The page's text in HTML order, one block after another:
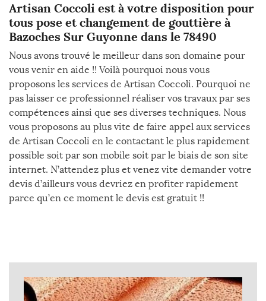
Artisan Coccoli est à votre disposition pour
tous pose et changement de gouttière à
Bazoches Sur Guyonne dans le 78490
Nous avons trouvé le meilleur dans son domaine pour
vous venir en aide !! Voilà pourquoi nous vous
proposons les services de Artisan Coccoli. Pourquoi ne
pas laisser ce professionnel réaliser vos travaux par ses
compétences ainsi que ses diverses techniques. Nous
vous proposons au plus vite de faire appel aux services
de Artisan Coccoli en le contactant le plus rapidement
possible soit par son mobile soit par le biais de son site
internet. N’attendez plus et venez vite demander votre
devis d’ailleurs vous devriez en profiter rapidement
parce qu’en ce moment le devis est gratuit !!